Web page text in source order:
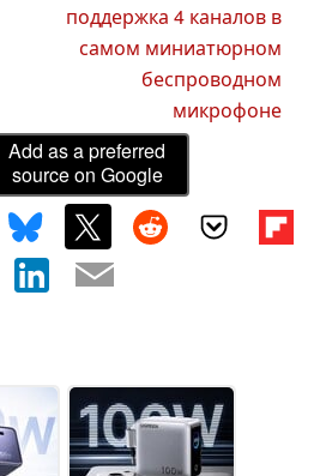
поддержка 4 каналов в
самом миниатюрном
беспроводном
микрофоне
Add as a preferred
source on Google